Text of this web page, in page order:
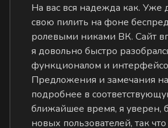
На вас вся надежда как. Уже
свою пилить на фоне
ролевыми никами ВК. Сайт
я довольно быстро
функционалом и
Предложения и замечания
подробнее в
ближайшее время, я уверен,
новых пользователей, так